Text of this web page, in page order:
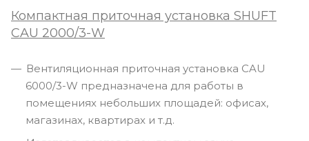
Компактная приточная установка SHUFT
CAU 2000/3-W
Вентиляционная приточная установка CAU
6000/3-W предназначена для работы в
помещениях небольших площадей: офисах,
магазинах, квартирах и т.д.